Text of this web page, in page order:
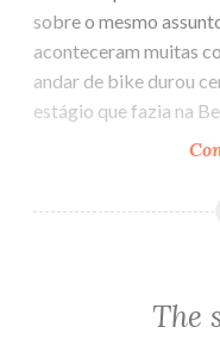
sobre o mesmo
aconteceram muitas
andar de bike durou
estágio que fazia na
The